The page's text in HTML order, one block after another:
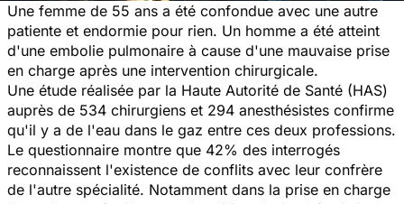
Une femme de 55 ans a été confondue avec une autre
patiente et endormie pour rien. Un homme a été atteint
d'une embolie pulmonaire à cause d'une mauvaise prise
en charge après une intervention chirurgicale.
Une étude réalisée par la Haute Autorité de Santé (HAS)
auprès de 534 chirurgiens et 294 anesthésistes confirme
qu'il y a de l'eau dans le gaz entre ces deux professions.
Le questionnaire montre que 42% des interrogés
reconnaissent l'existence de conflits avec leur confrère
de l'autre spécialité. Notamment dans la prise en charge